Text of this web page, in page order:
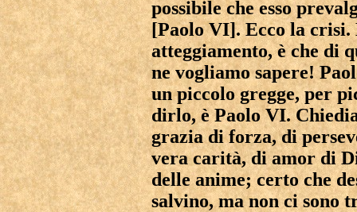
possibile che esso
[Paolo VI]. Ecco la crisi.
atteggiamento, è che di
ne vogliamo sapere!
un piccolo gregge, per
dirlo, è Paolo VI.
grazia di forza, di
vera carità, di amor di
delle anime; certo che
salvino, ma non ci sono